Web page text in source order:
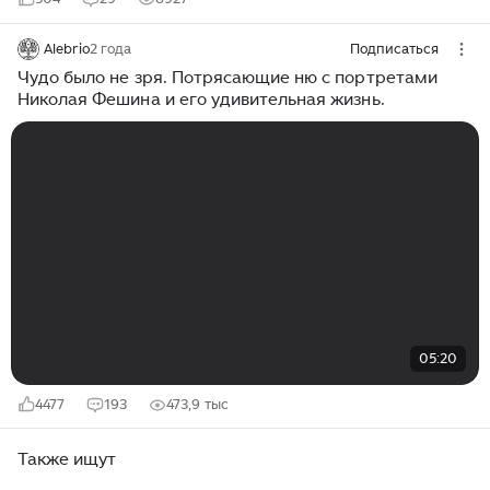
Alebrio2 года Подписаться
Чудо было не зря. Потрясающие ню с портретами
Николая Фешина и его удивительная жизнь.
05:20
4477 193 473,9 тыс
Также ищут